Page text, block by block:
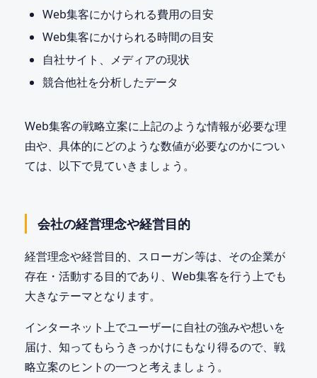
Web集客にかけられる費用の目安
Web集客にかけられる時間の目安
自社サイト、メディアの現状
競合他社を分析したデータ
Web集客の戦略立案に上記のような情報が必要な理
由や、具体的にどのような数値が必要なのかについ
ては、以下で見ていきましょう。
会社の経営理念や経営目的
経営理念や経営目的、スローガン等は、その企業が
存在・活動する目的であり、Web集客を行う上でも
大きなテーマとなります。
インターネット上でユーザーに自社の強みや想いを
届け、知ってもらうきっかけにもなり得るので、戦
略立案のヒントの一つと考えましょう。